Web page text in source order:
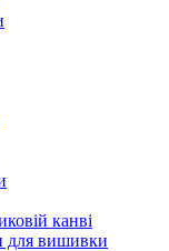
канві
для вишивки